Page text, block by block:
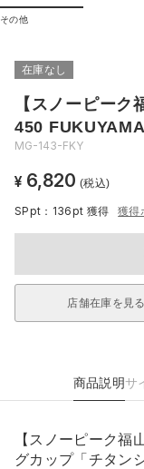
その他
在庫なし
【スノーピー
450 FUKUYAMA
MG-143-FKY
¥ 6,820 (税込)
SPpt：136pt 獲得 獲得
店舗在庫を見る
商品説明サ
【スノーピーク福
グカップ「チタン